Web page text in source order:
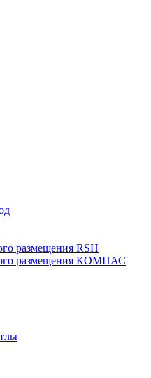
размещения RSH
размещения КОМПАС